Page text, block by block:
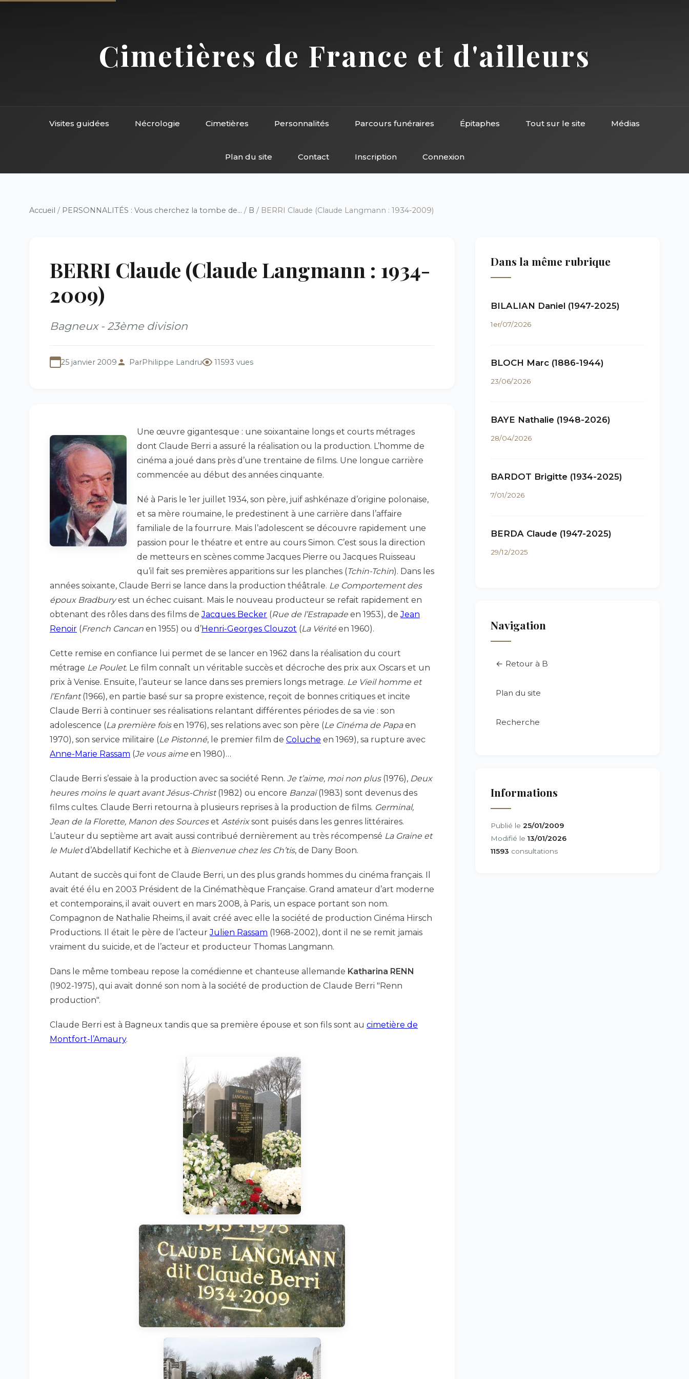
Cimetières de France et d'ailleurs
Visites guidées Nécrologie Cimetières Personnalités Parcours funéraires Épitaphes Tout sur le site Médias
Plan du site Contact Inscription Connexion
Accueil / PERSONNALITÉS : Vous cherchez la tombe de... / B / BERRI Claude (Claude Langmann : 1934-2009)
BERRI Claude (Claude Langmann : 1934-
2009)
Bagneux - 23ème division
25 janvier 2009 ParPhilippe Landru 11593 vues
Une œuvre gigantesque : une soixantaine longs et courts métrages
dont Claude Berri a assuré la réalisation ou la production. L’homme de
cinéma a joué dans près d’une trentaine de films. Une longue carrière
commencée au début des années cinquante.
Né à Paris le 1er juillet 1934, son père, juif ashkénaze d’origine polonaise,
et sa mère roumaine, le predestinent à une carrière dans l’affaire
familiale de la fourrure. Mais l’adolescent se découvre rapidement une
passion pour le théatre et entre au cours Simon. C’est sous la direction
de metteurs en scènes comme Jacques Pierre ou Jacques Ruisseau
qu’il fait ses premières apparitions sur les planches (Tchin-Tchin). Dans les
années soixante, Claude Berri se lance dans la production théâtrale. Le Comportement des
époux Bradburyest un échec cuisant. Mais le nouveau producteur se refait rapidement en
obtenant des rôles dans des films deJacques Becker (Rue de l’Estrapade en 1953), deJean
Renoir (French Cancan en 1955) ou d’Henri-Georges Clouzot (La Vérité en 1960).
Cette remise en confiance lui permet de se lancer en 1962 dans la réalisation du court
métrage Le Poulet. Le film connaît un véritable succès et décroche des prix aux Oscars et un
prix à Venise. Ensuite, l’auteur se lance dans ses premiers longs metrage. Le Vieil homme et
l’Enfant(1966), en partie basé sur sa propre existence, reçoit de bonnes critiques et incite
Claude Berri à continuer ses réalisations relantant différentes périodes de sa vie : son
adolescence (La première foisen 1976), ses relations avec son père (Le Cinéma de Papaen
1970), son service militaire (Le Pistonné, le premier film de Coluche en 1969), sa rupture avec
Anne-Marie Rassam (Je vous aime en 1980)…
Claude Berri s’essaie à la production avec sa société Renn. Je t’aime, moi non plus(1976), Deux
heures moins le quart avant Jésus-Christ(1982) ou encore Banzaï(1983) sont devenus des
films cultes. Claude Berri retourna à plusieurs reprises à la production de films. Germinal,
Jean de la Florette, Manon des Sourceset Astérixsont puisés dans les genres littéraires.
L’auteur du septième art avait aussi contribué dernièrement au très récompensé La Graine et
le Muletd’Abdellatif Kechiche et à Bienvenue chez les Ch’tis, de Dany Boon.
Autant de succès qui font de Claude Berri, un des plus grands hommes du cinéma français. Il
avait été élu en 2003 Président de la Cinémathèque Française. Grand amateur d’art moderne
et contemporains, il avait ouvert en mars 2008, à Paris, un espace portant son nom.
Compagnon de Nathalie Rheims, il avait créé avec elle la société de production Cinéma Hirsch
Productions. Il était le père de l’acteurJulien Rassam (1968-2002), dont il ne se remit jamais
vraiment du suicide, et de l’acteur et producteur Thomas Langmann.
Dans le même tombeau repose la comédienne et chanteuse allemande Katharina RENN
(1902-1975), qui avait donné son nom à la société de production de Claude Berri "Renn
production".
Claude Berri est à Bagneux tandis que sa première épouse et son fils sont au cimetière de
Montfort-l’Amaury.
Dans la même rubrique
BILALIAN Daniel (1947-2025)
1er/07/2026
BLOCH Marc (1886-1944)
23/06/2026
BAYE Nathalie (1948-2026)
28/04/2026
BARDOT Brigitte (1934-2025)
7/01/2026
BERDA Claude (1947-2025)
29/12/2025
Navigation
← Retour à B
Plan du site
Recherche
Informations
Publié le 25/01/2009
Modifié le 13/01/2026
11593 consultations